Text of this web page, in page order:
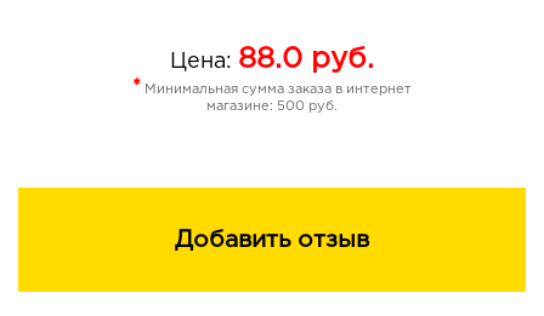
Цена: 88.0 руб.
* Минимальная сумма заказа в интернет
магазине: 500 руб.
Добавить отзыв